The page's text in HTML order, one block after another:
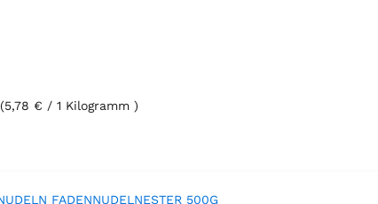
(5,78 € / 1 Kilogramm )